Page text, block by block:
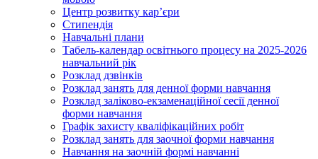
Центр розвитку кар’єри
Стипендія
Навчальні плани
Табель-календар освітнього процесу на 2025-2026
навчальний рік
Розклад дзвінків
Розклад занять для денної форми навчання
Розклад заліково-екзаменаційної сесії денної
форми навчання
Графік захисту кваліфікаційних робіт
Розклад занять для заочної форми навчання
Навчання на заочній формі навчанні